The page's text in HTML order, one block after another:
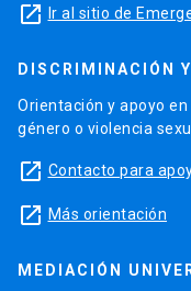
launch Ir al sitio de
DISCRIMINACIÓN
Orientación y apoyo
género o violencia
launch Contacto para
launch Más orientación
MEDIACIÓN